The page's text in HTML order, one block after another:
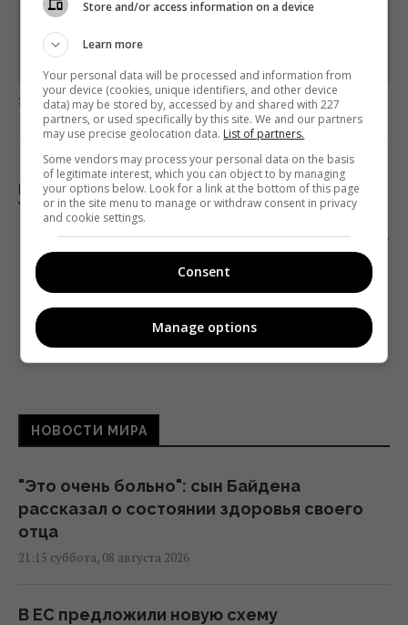
загрузка...
Предыдущий пост
В 2019 ГОДУ 4G ЗАПУСТЯТ НА ЛУНЕ. В
УКРАИНЕ ОБЕЩАЮТ ПОРАНЬШЕ
Следующий пост
АПОКАЛИПСИС СЕГОДНЯ: КАК СКАНДАЛ
ВОКРУГ FACEBOOK СОТРЯСАЕТ МИР
НОВОСТИ МИРА
"Это очень больно": сын Байдена
рассказал о состоянии здоровья своего
отца
21:15 суббота, 08 августа 2026
В ЕС предложили новую схему
Store and/or access information on a device
Learn more
Your personal data will be processed and information from
your device (cookies, unique identifiers, and other device
data) may be stored by, accessed by and shared with 227
partners, or used specifically by this site. We and our partners
may use precise geolocation data. List of partners.
Some vendors may process your personal data on the basis
of legitimate interest, which you can object to by managing
your options below. Look for a link at the bottom of this page
or in the site menu to manage or withdraw consent in privacy
and cookie settings.
Consent
Manage options